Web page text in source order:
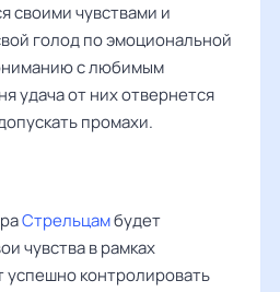
своими чувствами и
голод по эмоциональной
с любимым
удача от них отвернется
промахи.
Стрельцамбудет
чувства в рамках
успешно контролировать